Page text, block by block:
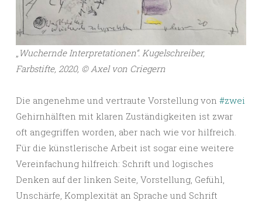
Wuchernde Interpretationen“. Kugelschreiber,
Farbstifte, 2020, ©️ Axel von Criegern
Die angenehme und vertraute Vorstellung von #zwei
Gehirnhälften mit klaren Zuständigkeiten ist zwar
oft angegriffen worden, aber nach wie vor hilfreich.
Für die künstlerische Arbeit ist sogar eine weitere
Vereinfachung hilfreich: Schrift und logisches
Denken auf der linken Seite, Vorstellung, Gefühl,
Unschärfe, Komplexität an Sprache und Schrift